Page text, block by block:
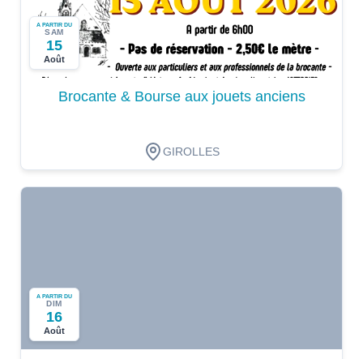
A PARTIR DU
SAM
15
Août
Brocante & Bourse aux jouets anciens
GIROLLES
A PARTIR DU
DIM
16
Août